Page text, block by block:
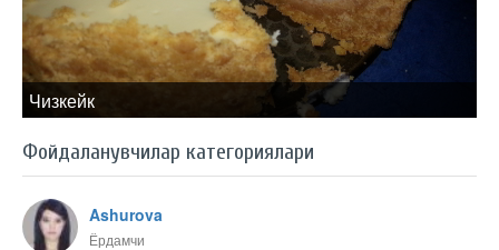
Чизкейк
Фойдаланувчилар категориялари
Ashurova
Ёрдамчи